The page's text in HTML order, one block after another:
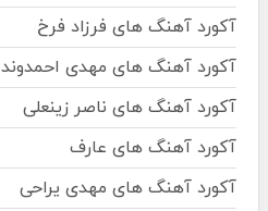
آکورد آهنگ های فرزاد فرخ
آکورد آهنگ های مهدی احمدوند
آکورد آهنگ های ناصر زینعلی
آکورد آهنگ های عارف
آکورد آهنگ های مهدی یراحی